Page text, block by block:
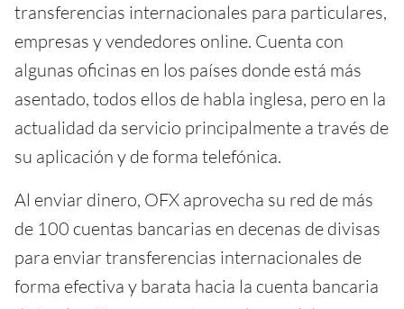
transferencias internacionales para particulares,
empresas y vendedores online. Cuenta con
algunas oficinas en los países donde está más
asentado, todos ellos de habla inglesa, pero en la
actualidad da servicio principalmente a través de
su aplicación y de forma telefónica.
Al enviar dinero, OFX aprovecha su red de más
de 100 cuentas bancarias en decenas de divisas
para enviar transferencias internacionales de
forma efectiva y barata hacia la cuenta bancaria